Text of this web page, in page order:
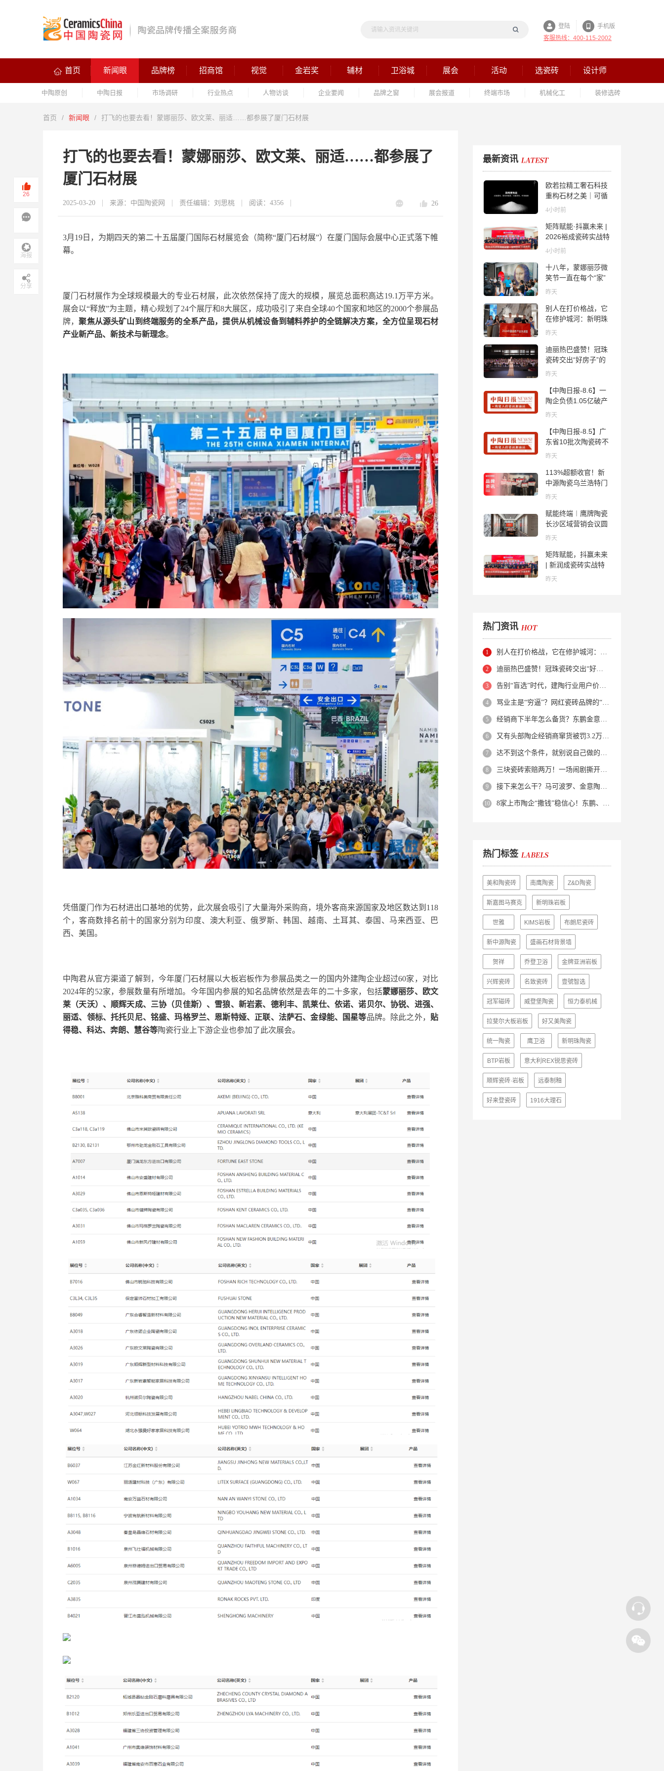
登陆
手机版
客服热线：400-115-2002
首页 新闻眼 品牌榜 招商馆 视觉 金岩奖 辅材 卫浴城 展会 活动 选瓷砖 设计师
中陶原创 中陶日报 市场调研 行业热点 人物访谈 企业要闻 品牌之窗 展会报道 终端市场 机械化工 装修选砖
首页 / 新闻眼 / 打飞的也要去看！蒙娜丽莎、欧文莱、丽适……都参展了厦门石材展
打飞的也要去看！蒙娜丽莎、欧文莱、丽适……都参展了
厦门石材展
2025-03-20 来源：中国陶瓷网 责任编辑：刘思桃 阅读：4356 26
3月19日，为期四天的第二十五届厦门国际石材展览会（简称“厦门石材展”）在厦门国际会展中心正式落下帷
幕。
厦门石材展作为全球规模最大的专业石材展，此次依然保持了庞大的规模，展览总面积高达19.1万平方米。
展会以“释放”为主题，精心规划了24个展厅和8大展区，成功吸引了来自全球40个国家和地区的2000个参展品
牌，聚焦从源头矿山到终端服务的全系产品，提供从机械设备到辅料养护的全链解决方案，全方位呈现石材
产业新产品、新技术与新理念。
凭借厦门作为石材进出口基地的优势，此次展会吸引了大量海外采购商，境外客商来源国家及地区数达到118
个，客商数排名前十的国家分别为印度、澳大利亚、俄罗斯、韩国、越南、土耳其、泰国、马来西亚、巴
西、美国。
中陶君从官方渠道了解到，今年厦门石材展以大板岩板作为参展品类之一的国内外建陶企业超过60家，对比
2024年的52家，参展数量有所增加。今年国内参展的知名品牌依然是去年的二十多家，包括蒙娜丽莎、欧文
莱（天沃）、顺辉天成、三协（贝佳斯）、雪狼、新岩素、德利丰、凯莱仕、依诺、诺贝尔、协锐、进强、
丽适、领标、托托贝尼、铭盛、玛格罗兰、恩斯特娅、正联、法萨石、金绿能、国星等品牌。除此之外， 贴
得稳、科达、奔朗、慧谷等陶瓷行业上下游企业也参加了此次展会。
最新资讯
欧若拉精工奢石科技
重构石材之美｜可循
环高纯度微晶，重新
4小时前
矩阵赋能·抖赢未来 |
2026裕成瓷砖实战特
训营圆满收官
4小时前
十八年，蒙娜丽莎微
笑节一直在每个“家”
的故事里
昨天
别人在打价格战，它
在修护城河：新明珠
岩板的逆势密码
昨天
迪丽热巴盛赞！冠珠
瓷砖交出“好房子”的
标准答卷
昨天
【中陶日报-8.6】一
陶企负债1.05亿破产
清算；东鹏拟延长基
开展建陶行业能效领
跑者企业推荐工作
昨天
【中陶日报-8.5】广
东省10批次陶瓷砖不
合格；科达购买特福
过；蒙娜丽莎5千万
回购股份；建霖家居
海外产能突破18亿元
昨天
113%超额收官！新
中源陶瓷乌兰浩特门
店周年活动圆满落幕
昨天
赋能终端︱鹰牌陶瓷
长沙区域营销会议圆
满举行，共探渠道拓
昨天
矩阵赋能，抖赢未来
| 新润成瓷砖实战特
训营成功举办，吹响
昨天
热门资讯
别人在打价格战，它在修护城河：新明珠岩板的逆势密码
迪丽热巴盛赞！冠珠瓷砖交出“好房子”的标准答卷
告别“盲选”时代，建陶行业用户价值正在被改写！
骂业主是“穷逼”？网红瓷砖品牌的“真实面目”被揭开了！
经销商下半年怎么备货？东鹏金意陶马可波罗等10大品牌集体亮剑
又有头部陶企经销商窜货被罚3.2万！品牌区域保护岌岌可危？
达不到这个条件，就别说自己做的是质感砖！
三块瓷砖索赔两万！一场闹剧撕开了装修“碰瓷”的遮羞布
接下来怎么干？马可波罗、金意陶、蒙娜丽莎、箭牌、欧神诺、宏宇…
8家上市陶企“撒钱”稳信心！东鹏、蒙娜丽莎等启动回购增持
热门标签
美和陶瓷砖 南鹰陶瓷 Z&D陶瓷
斯嘉图马赛克 新明珠岩板
世雅 KIMS岩板 布朗尼瓷砖
新中源陶瓷 盛画石材背景墙
贺祥 乔登卫浴 金牌亚洲岩板
兴辉瓷砖 名致瓷砖 壹號智选
冠军磁砖 威登堡陶瓷 恒力泰机械
拉斐尔大板岩板 好又美陶瓷
统一陶瓷 鹰卫浴 新明珠陶瓷
BTP岩板 意大利REX锐思瓷砖
顺辉瓷砖·岩板 远泰制釉
好来登瓷砖 1916大理石
26
海报
分享